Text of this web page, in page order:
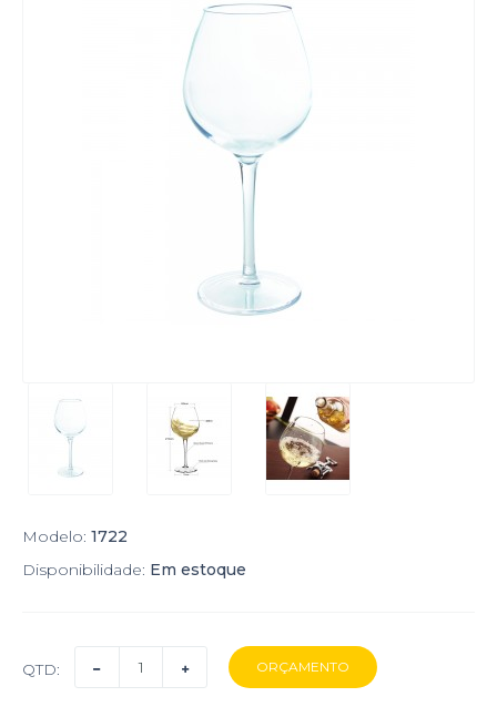
Modelo: 1722
Disponibilidade: Em estoque
QTD: